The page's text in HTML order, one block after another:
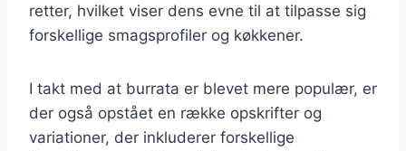
retter, hvilket viser dens evne til at tilpasse sig
forskellige smagsprofiler og køkkener.
I takt med at burrata er blevet mere populær, er
der også opstået en række opskrifter og
variationer, der inkluderer forskellige